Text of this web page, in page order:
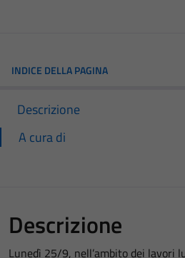
INDICE DELLA PAGINA
Descrizione
A cura di
Descrizione
Lunedì 25/9, nell’ambito dei lavori